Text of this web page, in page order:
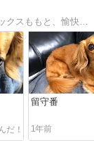
留守番
1年前